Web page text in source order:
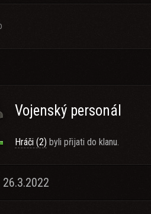
Vojenský personál
Hráči (2) byli přijati do klanu.